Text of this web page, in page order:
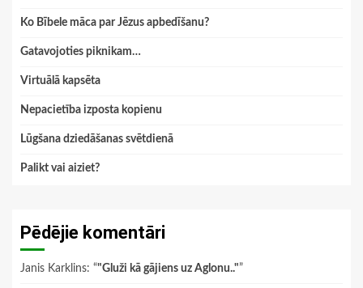
Ko Bībele māca par Jēzus apbedīšanu?
Gatavojoties piknikam…
Virtuālā kapsēta
Nepacietība izposta kopienu
Lūgšana dziedāšanas svētdienā
Palikt vai aiziet?
Pēdējie komentāri
Janis Karklins: “"Gluži kā gājiens uz Aglonu.."”